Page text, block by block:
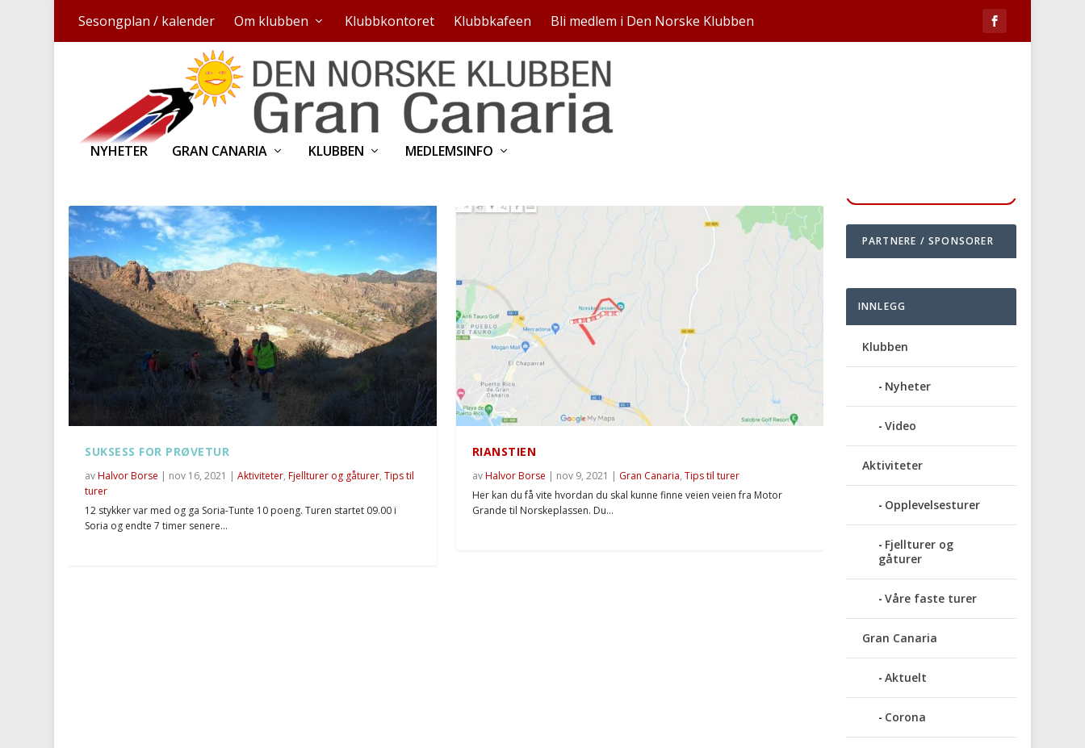
Sesongplan / kalender Om klubben Klubbkontoret Klubbkafeen Bli medlem i Den Norske Klubben
NYHETER GRAN CANARIA KLUBBEN MEDLEMSINFO
SUKSESS FOR PRØVETUR
avHalvor Borse | nov 16, 2021 |Aktiviteter,Fjellturer og gåturer,Tips til
turer
12 stykker var med og ga Soria-Tunte 10 poeng. Turen startet 09.00 i
Soria og endte 7 timer senere...
RIANSTIEN
avHalvor Borse | nov 9, 2021 | Gran Canaria, Tips til turer
Her kan du få vite hvordan du skal kunne finne veien veien fra Motor
Grande til Norskeplassen. Du...
PARTNERE / SPONSORER
INNLEGG
Klubben
Nyheter
Video
Aktiviteter
Opplevelsesturer
Fjellturer og
gåturer
Våre faste turer
Gran Canaria
Aktuelt
Corona